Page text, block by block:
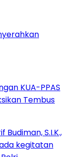
KUA-PPAS
Tembus